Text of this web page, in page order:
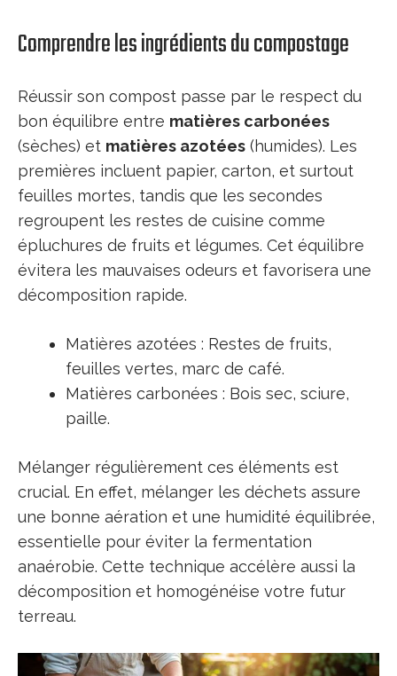
Comprendre les ingrédients du compostage
Réussir son compost passe par le respect du
bon équilibre entre matières carbonées
(sèches) et matières azotées (humides). Les
premières incluent papier, carton, et surtout
feuilles mortes, tandis que les secondes
regroupent les restes de cuisine comme
épluchures de fruits et légumes. Cet équilibre
évitera les mauvaises odeurs et favorisera une
décomposition rapide.
Matières azotées : Restes de fruits,
feuilles vertes, marc de café.
Matières carbonées : Bois sec, sciure,
paille.
Mélanger régulièrement ces éléments est
crucial. En effet, mélanger les déchets assure
une bonne aération et une humidité équilibrée,
essentielle pour éviter la fermentation
anaérobie. Cette technique accélère aussi la
décomposition et homogénéise votre futur
terreau.